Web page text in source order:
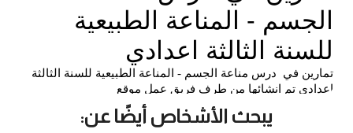
يبحث الأشخاص أيضًا عن: